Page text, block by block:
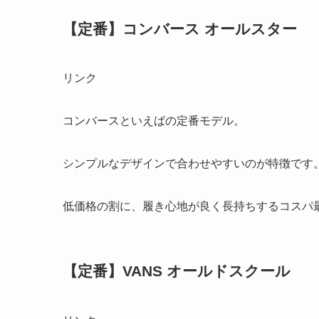
【定番】コンバース オールスター
リンク
コンバースといえばの定番モデル。
シンプルなデザインで合わせやすいのが特徴です。
低価格の割に、履き心地が良く長持ちするコスパ
【定番】VANS オールドスクール